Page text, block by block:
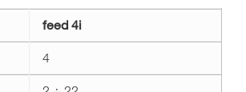
feed 4i
4